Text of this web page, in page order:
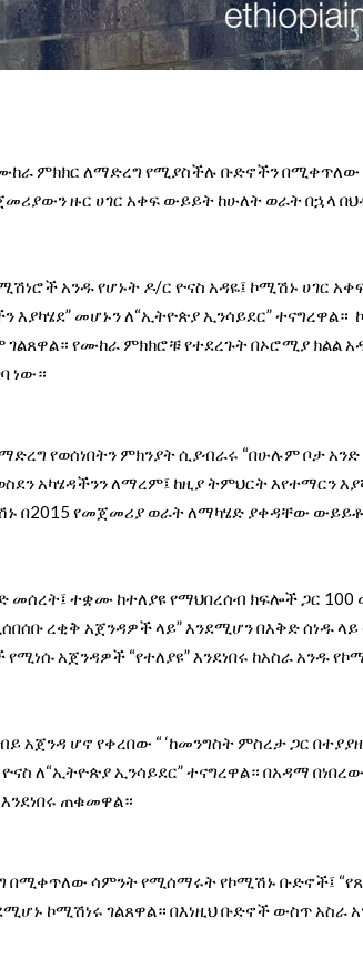
ምክክር ለማድረግ የሚያስችሉ ቡድኖችን በሚቀጥለው
ዙር ሀገር አቀፍ ውይይት ከሁለት ወራት በኋላ
አንዱ የሆኑት ዶ/ር ዮናስ አዳዬ፤ ኮሚሽኑ ሀገር
እያካሄደ” መሆኑን ለ“ኢትዮጵያ ኢንሳይደር”
የሙከራ ምክክሮቹ የተደረጉት በኦሮሚያ ክልል
ነው።
የወሰነበትን ምክንያት ሲያብራሩ “በሁሉም ቦታ
አካሄዳችንን ለማረም፤ ከዚያ ትምህርት እየተማርን
በ2015 የመጀመሪያ ወራት ለማካሄድ ያቀዳቸው
መሰረት፤ ተቋሙ ከተለያዩ የማህበረሰብ ክፍሎች ጋር 100
ረቂቅ አጀንዳዎች ላይ” እንደሚሆን በእቅድ ሰነዱ
አጀንዳዎች “የተለያዩ” እንደነበሩ ከአስራ አንዱ
አጀንዳ ሆኖ የቀረበው “ ‘ከመንግስት ምስረታ ጋር
ለ“ኢትዮጵያ ኢንሳይደር” ተናግረዋል። በአዳማ
ጠቁመዋል።
ሳምንት የሚሰማሩት የኮሚሽኑ ቡድኖች፤
ኮሚሽነሩ ገልጸዋል። በእነዚህ ቡድኖች ውስጥ አስራ